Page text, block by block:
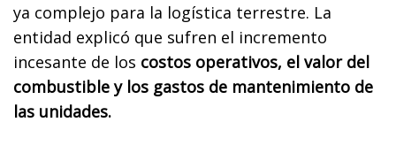
ya complejo para la logística terrestre. La
entidad explicó que sufren el incremento
incesante de los costos operativos, el valor del
combustible y los gastos de mantenimiento de
las unidades.